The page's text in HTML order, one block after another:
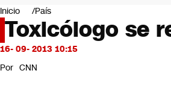
Mundo
Negocios
Deportes
Programas completos
Servicios
Inicio País
Toxicólogo se
16- 09- 2013 10:15
Por CNN